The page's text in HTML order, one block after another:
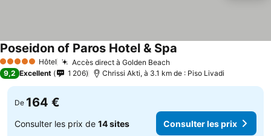
5 Étoiles Hôtel Accès direct à Golden Beach
Poseidon of Paros Hotel & Spa
9,2 Excellent 1 206 Chrissi Akti, à 3.1 km de : Piso Livadi
De 164 €
Consulter les prix de 14 sites Consulter les prix